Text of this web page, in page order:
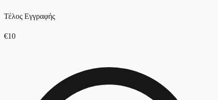
Τέλος Εγγραφής
€10